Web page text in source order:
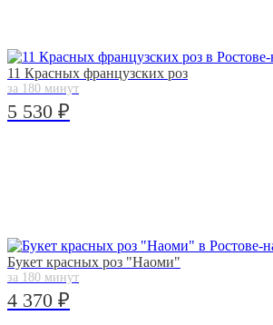
11 Красных французских роз
за 180 минут
5 530 ₽
Букет красных роз "Наоми"
за 180 минут
4 370 ₽